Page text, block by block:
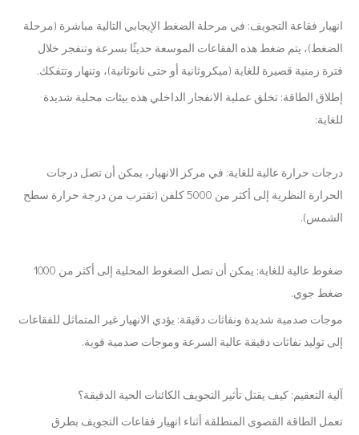
انهيار فقاعة التجويف: في مرحلة الضغط الإيجابي التالية مباشرة (مرحلة
الضغط)، يتم ضغط هذه الفقاعات الموسعة حديثًا بسرعة وتنفجر خلال
فترة زمنية قصيرة للغاية (ميكروثانية أو حتى نانوثانية)، وتنهار وتتفكك.
إطلاق الطاقة: تخلق عملية الانفجار الداخلي هذه بيئات محلية شديدة
للغاية:
درجات حرارة عالية للغاية: في مركز الانهيار، يمكن أن تصل درجات
الحرارة النظرية إلى أكثر من 5000 كلفن (تقترب من درجة حرارة سطح
الشمس).
ضغوط عالية للغاية: يمكن أن تصل الضغوط المحلية إلى أكثر من 1000
ضغط جوي.
موجات صدمية شديدة ونفاثات دقيقة: يؤدي الانهيار غير المتماثل للفقاعات
إلى توليد نفاثات دقيقة عالية السرعة وموجات صدمية قوية.
آلية التعقيم: كيف يقتل تأثير التجويف الكائنات الحية الدقيقة؟
تعمل الطاقة القصوى المنطلقة أثناء انهيار فقاعات التجويف بطرق